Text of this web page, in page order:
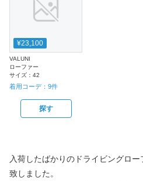
¥23,100
VALUNI
ローファー
サイズ： 42
着用コーデ： 9件
探す
入荷したばかりのドライビングロ
致しました。